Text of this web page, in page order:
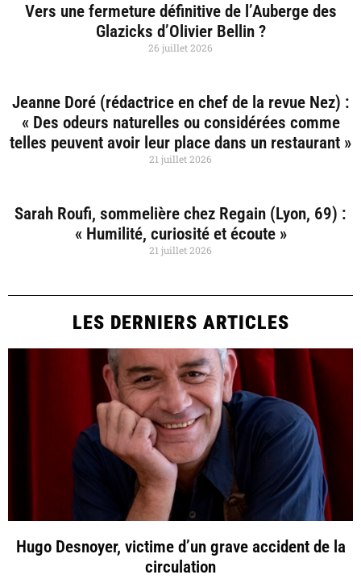
Vers une fermeture définitive de l’Auberge des
Glazicks d’Olivier Bellin ?
26 juillet 2026
Jeanne Doré (rédactrice en chef de la revue Nez) :
« Des odeurs naturelles ou considérées comme
telles peuvent avoir leur place dans un restaurant »
21 juillet 2026
Sarah Roufi, sommelière chez Regain (Lyon, 69) :
« Humilité, curiosité et écoute »
21 juillet 2026
LES DERNIERS ARTICLES
Hugo Desnoyer, victime d’un grave accident de la
circulation